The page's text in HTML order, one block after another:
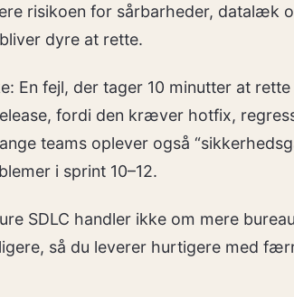
risikoen for sårbarheder, datalæk
dyre at rette.
En fejl, der tager 10 minutter at
fordi den kræver hotfix,
teams oplever også
i sprint 10–12.
SDLC handler ikke om mere
så du leverer hurtigere med